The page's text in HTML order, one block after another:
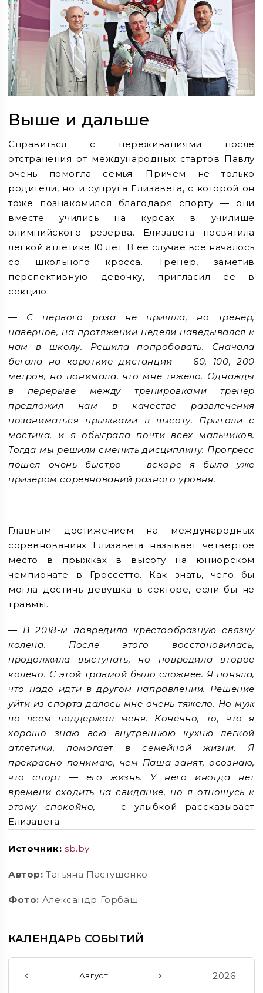
Выше и дальше
Справиться с переживаниями после
отстранения от международных стартов Павлу
очень помогла семья. Причем не только
родители, но и супруга Елизавета, с которой он
тоже познакомился благодаря спорту — они
вместе учились на курсах в училище
олимпийского резерва. Елизавета посвятила
легкой атлетике 10 лет. В ее случае все началось
со школьного кросса. Тренер, заметив
перспективную девочку, пригласил ее в
секцию.
— С первого раза не пришла, но тренер,
наверное, на протяжении недели наведывался к
нам в школу. Решила попробовать. Сначала
бегала на короткие дистанции — 60, 100, 200
метров, но понимала, что мне тяжело. Однажды
в перерыве между тренировками тренер
предложил нам в качестве развлечения
позаниматься прыжками в высоту. Прыгали с
мостика, и я обыграла почти всех мальчиков.
Тогда мы решили сменить дисциплину. Прогресс
пошел очень быстро — вскоре я была уже
призером соревнований разного уровня.
Главным достижением на международных
соревнованиях Елизавета называет четвертое
место в прыжках в высоту на юниорском
чемпионате в Гроссетто. Как знать, чего бы
могла достичь девушка в секторе, если бы не
травмы.
— В 2018-м повредила крестообразную связку
колена. После этого восстановилась,
продолжила выступать, но повредила второе
колено. С этой травмой было сложнее. Я поняла,
что надо идти в другом направлении. Решение
уйти из спорта далось мне очень тяжело. Но муж
во всем поддержал меня. Конечно, то, что я
хорошо знаю всю внутреннюю кухню легкой
атлетики, помогает в семейной жизни. Я
прекрасно понимаю, чем Паша занят, осознаю,
что спорт — его жизнь. У него иногда нет
времени сходить на свидание, но я отношусь к
этому спокойно, — с улыбкой рассказывает
Елизавета.
Источник: sb.by
Автор: Татьяна Пастушенко
Фото: Александр Горбаш
КАЛЕНДАРЬ СОБЫТИЙ
Август 2026